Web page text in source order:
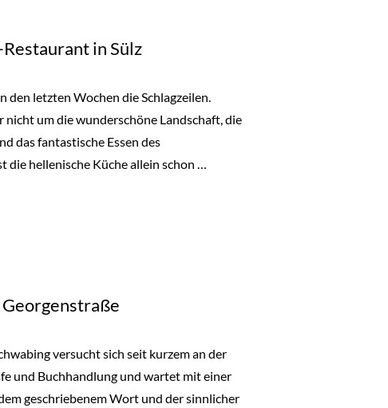
in Sülz
den letzten Wochen die Schlagzeilen.
nicht um die wunderschöne Landschaft, die
das fantastische Essen des
die hellenische Küche allein schon …
in Sülz“
versucht sich seit kurzem an der
und Buchhandlung und wartet mit einer
geschriebenem Wort und der sinnlicher